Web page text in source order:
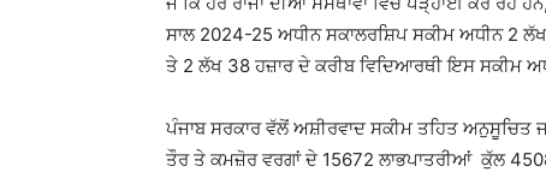
ਸਾਲ 2024-25 ਅਧੀਨ ਸਕਾਲਰਸ਼ਿਪ ਸਕੀਮ ਅਧੀਨ 2
ਤੇ 2 ਲੱਖ 38 ਹਜ਼ਾਰ ਦੇ ਕਰੀਬ ਵਿਦਿਆਰਥੀ ਇਸ ਸਕੀਮ
ਪੰਜਾਬ ਸਰਕਾਰ ਵੱਲੋਂ ਅਸ਼ੀਰਵਾਦ ਸਕੀਮ ਤਹਿਤ
ਤੌਰ ਤੇ ਕਮਜ਼ੋਰ ਵਰਗਾਂ ਦੇ 15672 ਲਾਭਪਾਤਰੀਆਂ ਕੁੱਲ